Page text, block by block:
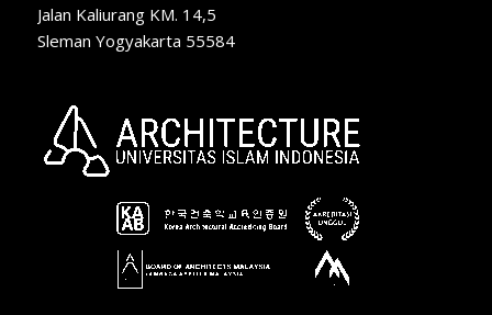
Jalan Kaliurang KM. 14,5
Sleman Yogyakarta 55584